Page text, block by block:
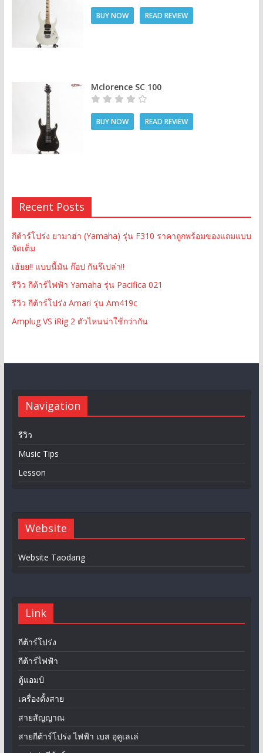
BUY NOW READ REVIEW
Mclorence SC 100
BUY NOW READ REVIEW
Recent Posts
กีต้าร์โปร่ง ยามาฮ่า (Yamaha) รุ่น F310 ราคาถูกพร้อมของแถมแบบ
จัดเต็ม
เฮ้ยย!! แบบนี้มัน ก๊อป กันรึเปล่า!!
รีวิว กีต้าร์ไฟฟ้า Yamaha รุ่น Pacifica 021
รีวิว กีต้าร์โปร่ง Amari รุ่น Am419c
Amplug VS iRig 2 ตัวไหนน่าใช้กว่ากัน
Navigation
รีวิว
Music Tips
Lesson
Website
Website Taodang
Link
กีต้าร์โปร่ง
กีต้าร์ไฟฟ้า
ตู้แอมป์
เครื่องตั้งสาย
สายสัญญาณ
สายกีต้าร์โปร่ง ไฟฟ้า เบส อุคูเลเล่